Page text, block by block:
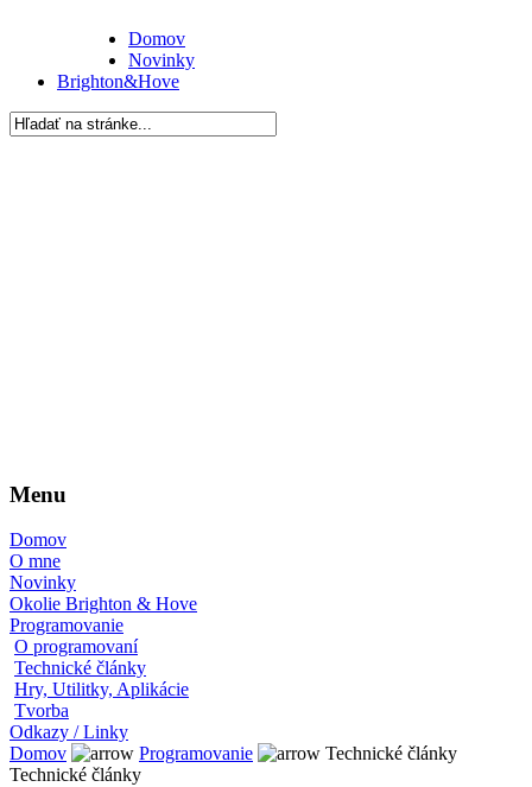
Domov
Novinky
Brighton&Hove
Menu
Domov
O mne
Novinky
Okolie Brighton & Hove
Programovanie
O programovaní
Technické články
Hry, Utilitky, Aplikácie
Tvorba
Odkazy / Linky
Domov
Programovanie
Technické články
Technické články